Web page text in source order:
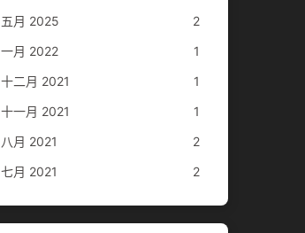
五月 2025
2
一月 2022
1
十二月 2021
1
十一月 2021
1
八月 2021
2
七月 2021
2